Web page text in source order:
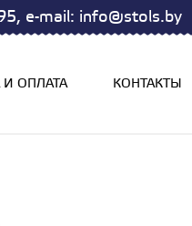
e-mail: info@stols.by
И ОПЛАТА КОНТАКТЫ